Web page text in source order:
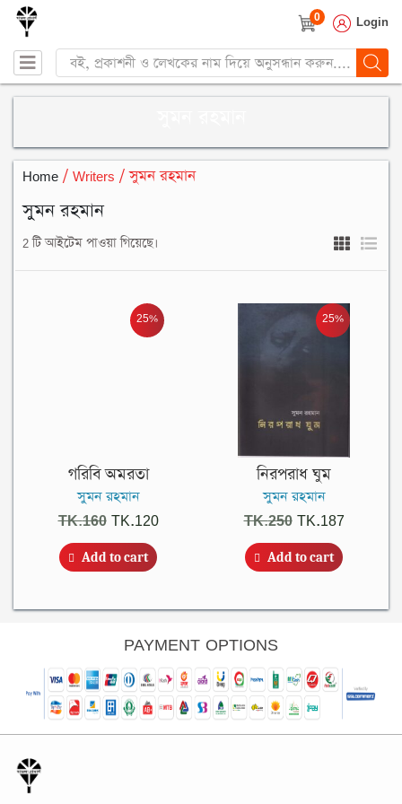
0 Login
Products
search
Home / Writers / সুমন রহমান
সুমন রহমান
2 টি আইটেম পাওয়া গিয়েছে।
25%
গরিবি অমরতা
সুমন রহমান
TK.160 Original
price
was:
TK.120Current
Add to cart
25%
নিরপরাধ ঘুম
সুমন রহমান
TK.250 Original
price
was:
TK.187Current
Add to cart
PAYMENT OPTIONS